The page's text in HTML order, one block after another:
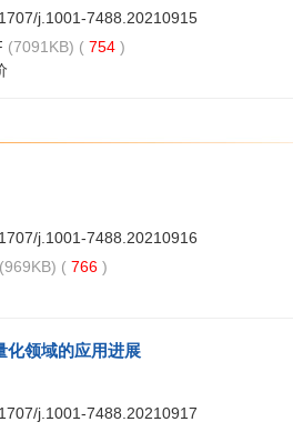
j.1001-7488.20210915
(7091KB) ( 754 )
j.1001-7488.20210916
(969KB) ( 766 )
化领域的应用进展
j.1001-7488.20210917